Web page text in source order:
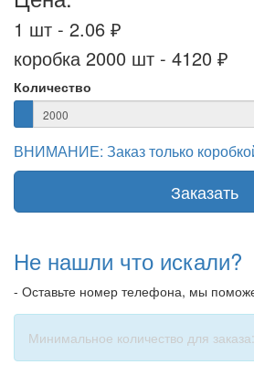
1 шт - 2.06 ₽
коробка 2000 шт - 4120 ₽
Количество
ВНИМАНИЕ: Заказ только
Заказать
Не нашли что искали?
- Оставьте номер телефона, мы
Минимальное количество для